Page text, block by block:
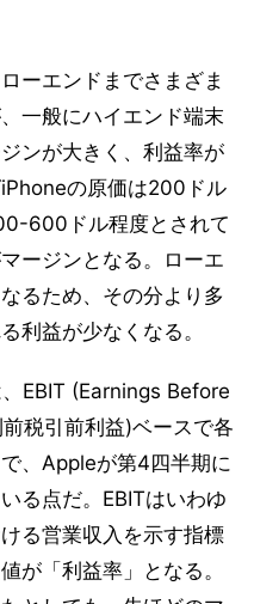
ーエンドまでさまざま
一般にハイエンド端末
ンが大きく、利益率が
の原価は200ドル
600ドル程度とされて
ージンとなる。ローエ
るため、その分より多
利益が少なくなる。
EBIT (Earnings Before
税引前利益)ベースで各
、Appleが第4四半期に
る点だ。EBITはいわゆ
る営業収入を示す指標
が「利益率」となる。